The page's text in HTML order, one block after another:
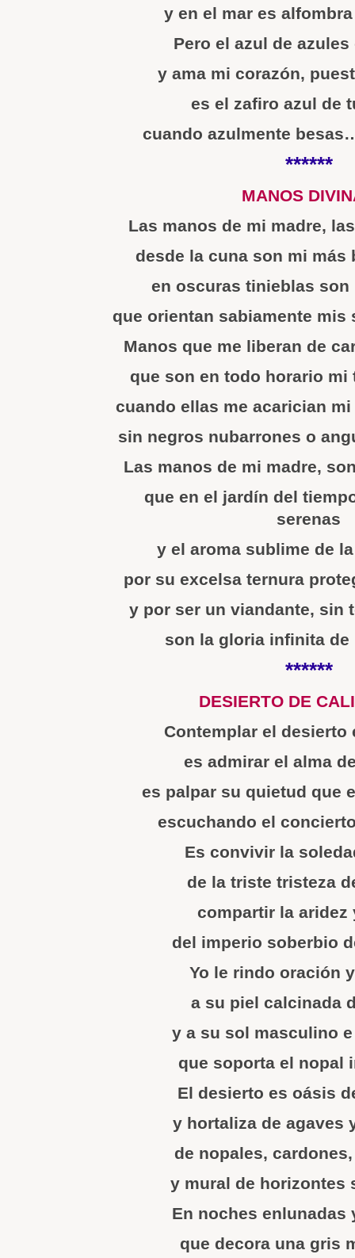
y en el mar es
Pero el azul de
y ama mi corazón,
es el zafiro azul de
cuando azulmente
******
MANOS
Las manos de mi madre,
desde la cuna son mi más
en oscuras tinieblas
que orientan sabiamente mis
Manos que me liberan de
que son en todo horario mi
cuando ellas me acarician
sin negros nubarrones o
Las manos de mi madre,
que en el jardín del
serenas
y el aroma sublime de
por su excelsa ternura
y por ser un viandante, sin
son la gloria infinita
******
DESIERTO DE
Contemplar el desierto
es admirar el alma
es palpar su quietud que
escuchando el
Es convivir la
de la triste tristeza
compartir la aridez
del imperio soberbio
Yo le rindo oración
a su piel calcinada
y a su sol masculino
que soporta el nopal
El desierto es oásis
y hortaliza de agaves
de nopales,
y mural de horizontes
En noches enlunadas
que decora una gris